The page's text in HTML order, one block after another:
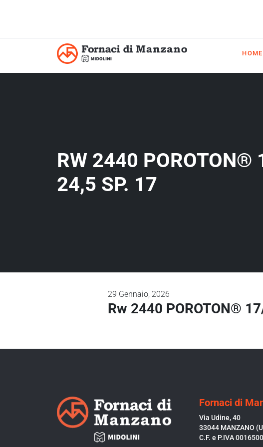
HOME
RW 2440 POROTON®
24,5 SP. 17
29 Gennaio, 2026
Rw 2440 POROTON®
Fornaci di
Via Udine, 40
33044 MANZANO
C.F. e P.IVA